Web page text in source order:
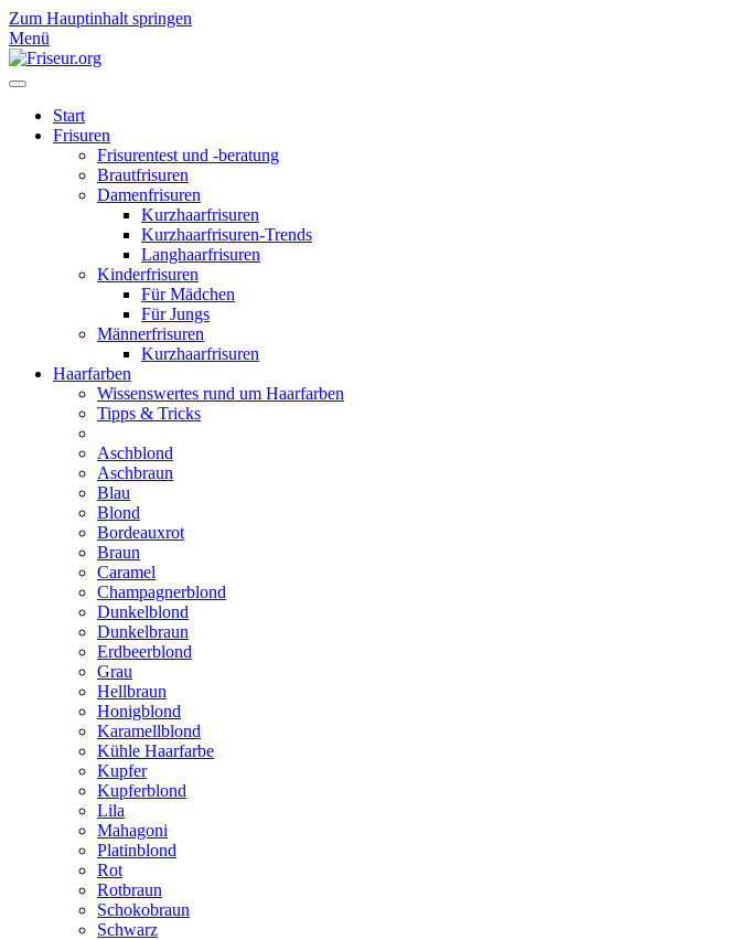
Zum Hauptinhalt springen
Menü
Start
Frisuren
Frisurentest und -beratung
Brautfrisuren
Damenfrisuren
Kurzhaarfrisuren
Kurzhaarfrisuren-Trends
Langhaarfrisuren
Kinderfrisuren
Für Mädchen
Für Jungs
Männerfrisuren
Kurzhaarfrisuren
Haarfarben
Wissenswertes rund um Haarfarben
Tipps & Tricks
Aschblond
Aschbraun
Blau
Blond
Bordeauxrot
Braun
Caramel
Champagnerblond
Dunkelblond
Dunkelbraun
Erdbeerblond
Grau
Hellbraun
Honigblond
Karamellblond
Kühle Haarfarbe
Kupfer
Kupferblond
Lila
Mahagoni
Platinblond
Rot
Rotbraun
Schokobraun
Schwarz